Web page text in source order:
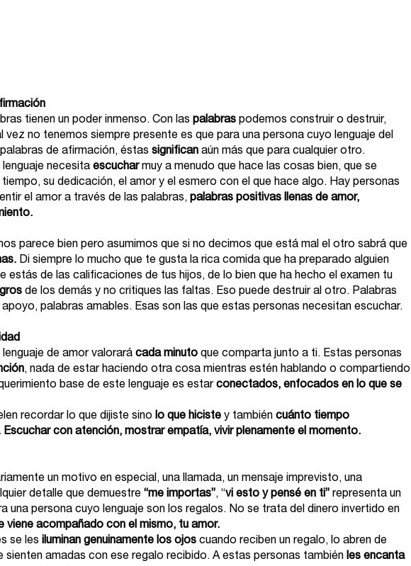
tienen un poder inmenso. Con las palabras podemos construir o destruir,
vez no tenemos siempre presente es que para una persona cuyo lenguaje del
de afirmación, éstas significan aún más que para cualquier otro.
necesita escuchar muy a menudo que hace las cosas bien, que se
su dedicación, el amor y el esmero con el que hace algo. Hay personas
el amor a través de las palabras, palabras positivas llenas de amor,
parece bien pero asumimos que si no decimos que está mal el otro sabrá que
Di siempre lo mucho que te gusta la rica comida que ha preparado alguien
estás de las calificaciones de tus hijos, de lo bien que ha hecho el examen tu
de los demás y no critiques las faltas. Eso puede destruir al otro. Palabras
palabras amables. Esas son las que estas personas necesitan escuchar.
de amor valorará cada minuto que comparta junto a ti. Estas personas
, nada de estar haciendo otra cosa mientras estén hablando o compartiendo
base de este lenguaje es estar conectados, enfocados en lo que se
recordar lo que dijiste sino lo que hiciste y también cuánto tiempo
con atención, mostrar empatía, vivir plenamente el momento.
un motivo en especial, una llamada, un mensaje imprevisto, una
detalle que demuestre “me importas”, “vi esto y pensé en ti” representa un
una persona cuyo lenguaje son los regalos. No se trata del dinero invertido en
viene acompañado con el mismo, tu amor.
se les iluminan genuinamente los ojos cuando reciben un regalo, lo abren de
sienten amadas con ese regalo recibido. A estas personas también les encanta